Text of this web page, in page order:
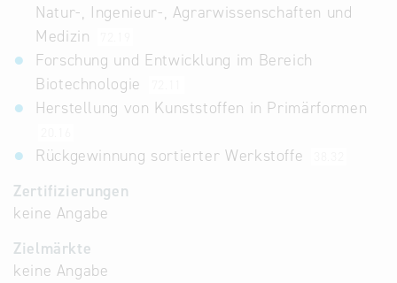
Natur-, Ingenieur-, Agrarwissenschaften und
Medizin
Forschung und Entwicklung im Bereich
Biotechnologie
Herstellung von Kunststoffen in Primärformen
Rückgewinnung sortierter Werkstoffe
Zertifizierungen
keine Angabe
Zielmärkte
keine Angabe